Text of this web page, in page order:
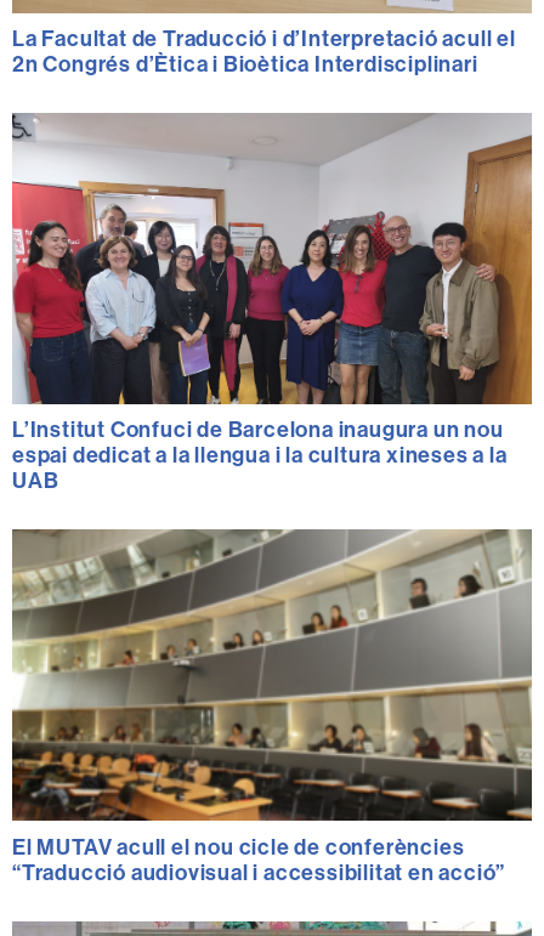
La Facultat de Traducció i d’Interpretació acull el
2n Congrés d’Ètica i Bioètica Interdisciplinari
L’Institut Confuci de Barcelona inaugura un nou
espai dedicat a la llengua i la cultura xineses a la
UAB
El MUTAV acull el nou cicle de conferències
“Traducció audiovisual i accessibilitat en acció”